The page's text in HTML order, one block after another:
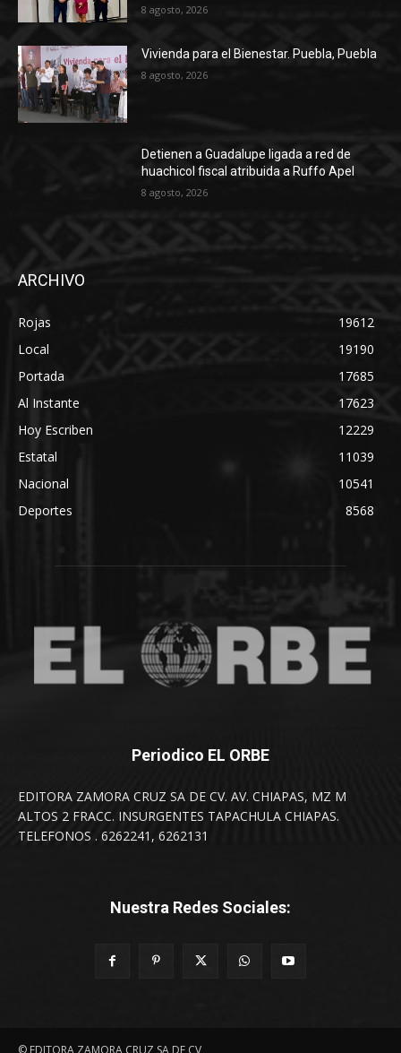
8 agosto, 2026
Vivienda para el Bienestar. Puebla, Puebla
8 agosto, 2026
Detienen a Guadalupe ligada a red de
huachicol fiscal atribuida a Ruffo Apel
8 agosto, 2026
ARCHIVO
Rojas
19612
Local
19190
Portada
17685
Al Instante
17623
Hoy Escriben
12229
Estatal
11039
Nacional
10541
Deportes
8568
Periodico EL ORBE
EDITORA ZAMORA CRUZ SA DE CV. AV. CHIAPAS, MZ M
ALTOS 2 FRACC. INSURGENTES TAPACHULA CHIAPAS.
TELEFONOS . 6262241, 6262131
Nuestra Redes Sociales: